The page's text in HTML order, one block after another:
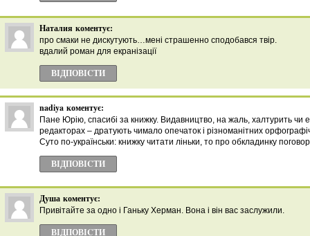
Наталия коментує:
про смаки не дискутують…мені страшенно сподобався твір.
вдалий роман для екранізації
ВІДПОВІCТИ
nadiya коментує:
Пане Юрію, спасибі за книжку. Видавництво, на жаль, халтурить чи
редакторах – дратують чимало опечаток і різноманітних
Суто по-українськи: книжку читати ліньки, то про обкладинку
ВІДПОВІCТИ
Душа коментує:
Привітайте за одно і Ганьку Херман. Вона і він вас заслужили.
ВІДПОВІCТИ